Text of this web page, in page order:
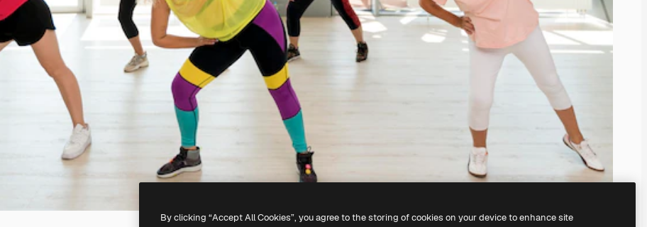
By clicking “Accept All Cookies”, you agree to the storing of cookies on your device to enhance site